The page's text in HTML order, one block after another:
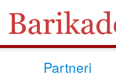
Partneri